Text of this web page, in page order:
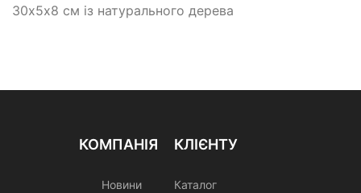
30х5х8 см із натурального дерева
КОМПАНІЯ
Новини
КЛІЄНТУ
Каталог